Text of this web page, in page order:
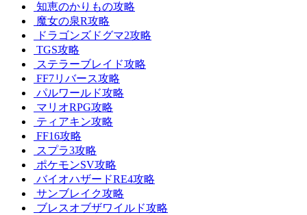
知恵のかりもの攻略
魔女の泉R攻略
ドラゴンズドグマ2攻略
TGS攻略
ステラーブレイド攻略
FF7リバース攻略
パルワールド攻略
マリオRPG攻略
ティアキン攻略
FF16攻略
スプラ3攻略
ポケモンSV攻略
バイオハザードRE4攻略
サンブレイク攻略
ブレスオブザワイルド攻略